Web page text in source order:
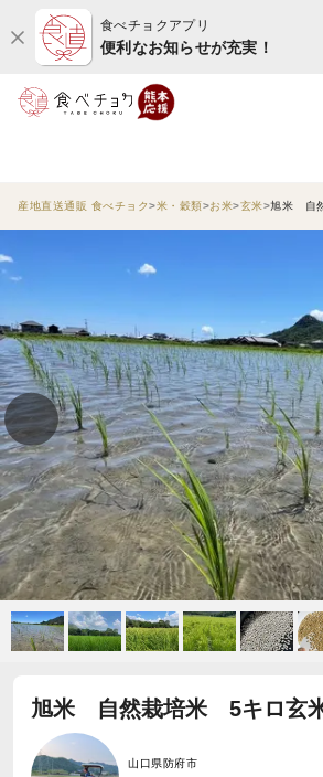
食べチョクアプリ
便利なお知らせが充実！
産地直送通販 食べチョク 米・穀類 お米 玄米 旭米 自
旭米 自然栽培米 5キロ玄
山口県防府市